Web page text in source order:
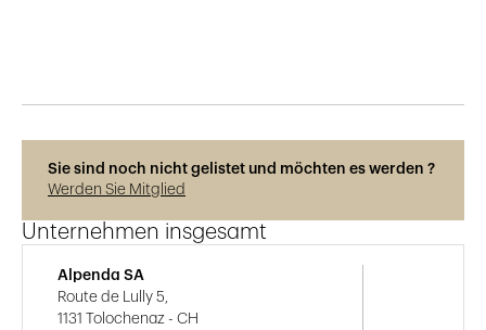
Sie sind noch nicht gelistet und möchten es werden ?
Werden Sie Mitglied
Unternehmen insgesamt
Alpenda SA
Route de Lully 5,
1131 Tolochenaz - CH